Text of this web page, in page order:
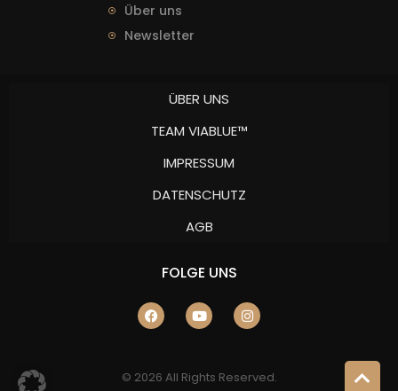
Über uns
Newsletter
ÜBER UNS
TEAM VIABLUE™
IMPRESSUM
DATENSCHUTZ
AGB
FOLGE UNS
© 2026 All Rights Reserved.